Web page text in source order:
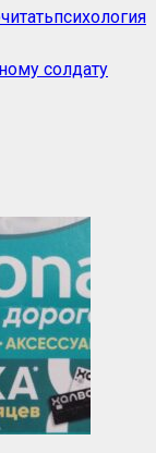
психология
солдату